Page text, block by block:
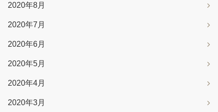
2020年8月
2020年7月
2020年6月
2020年5月
2020年4月
2020年3月